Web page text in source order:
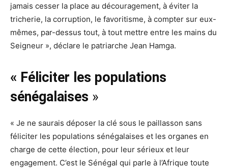
jamais cesser la place au découragement, à éviter la
tricherie, la corruption, le favoritisme, à compter sur eux-
mêmes, par-dessus tout, à tout mettre entre les mains du
Seigneur », déclare le patriarche Jean Hamga.
« Féliciter les populations
sénégalaises »
« Je ne saurais déposer la clé sous le paillasson sans
féliciter les populations sénégalaises et les organes en
charge de cette élection, pour leur sérieux et leur
engagement. C’est le Sénégal qui parle à l’Afrique toute